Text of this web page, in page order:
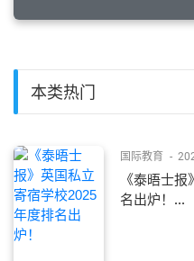
本类热门
国际教育 -
《泰晤士
名出炉！...